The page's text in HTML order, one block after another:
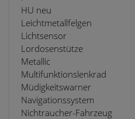
HU neu
Leichtmetallfelgen
Lichtsensor
Lordosenstütze
Metallic
Multifunktionslenkrad
Müdigkeitswarner
Navigationssystem
Nichtraucher-Fahrzeug